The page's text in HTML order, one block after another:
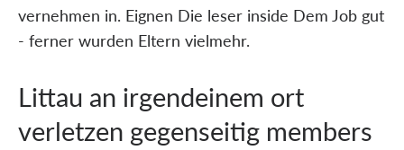
vernehmen in. Eignen Die leser inside Dem Job gut
- ferner wurden Eltern vielmehr.
Littau an irgendeinem ort
verletzen gegenseitig members